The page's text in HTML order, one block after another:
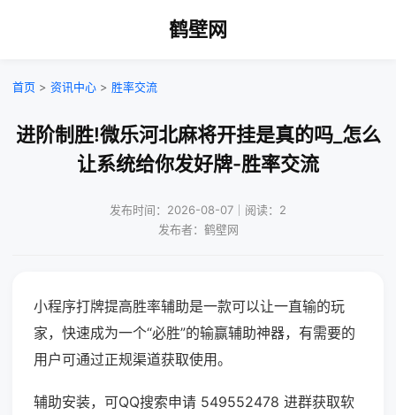
鹤壁网
首页 > 资讯中心 > 胜率交流
进阶制胜!微乐河北麻将开挂是真的吗_怎么
让系统给你发好牌-胜率交流
发布时间：2026-08-07｜阅读：2
发布者：鹤壁网
小程序打牌提高胜率辅助是一款可以让一直输的玩
家，快速成为一个“必胜”的输赢辅助神器，有需要的
用户可通过正规渠道获取使用。
辅助安装，可QQ搜索申请 549552478 进群获取软